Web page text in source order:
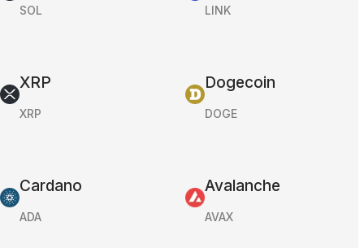
SOL LINK
XRP
XRP
Dogecoin
DOGE
Cardano
ADA
Avalanche
AVAX